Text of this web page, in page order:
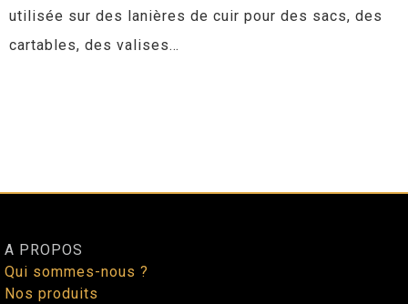
utilisée sur des lanières de cuir pour des sacs, des
cartables, des valises…
A PROPOS
Qui sommes-nous ?
Nos produits